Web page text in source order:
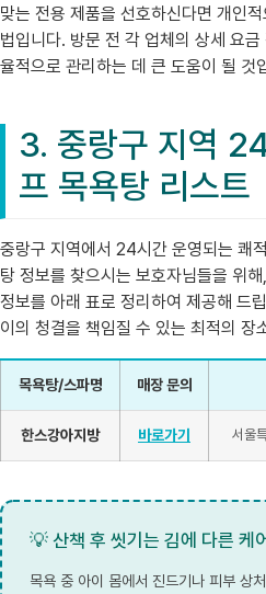
맞는 전용 제품을 선호하신다면 개인
법입니다. 방문 전 각 업체의 상세 요
율적으로 관리하는 데 큰 도움이 될 것
3. 중랑구 지역
프 목욕탕 리스트
중랑구 지역에서 24시간 운영되는 쾌
탕 정보를 찾으시는 보호자님들을 위
정보를 아래 표로 정리하여 제공해 드
이의 청결을 책임질 수 있는 최적의 장
목욕탕/스파명 매장 문의
한스강아지방 바로가기 서울
💡 산책 후 씻기는 김에 다른 케
목욕 중 아이 몸에서 진드기나 피부 상